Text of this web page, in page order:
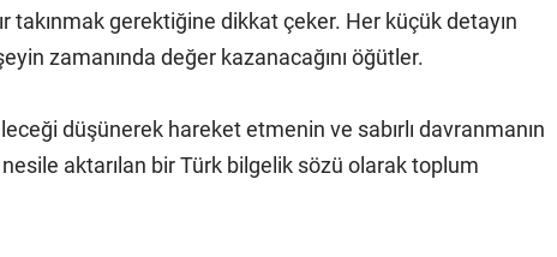
gerektiğine dikkat çeker. Her küçük detayın
zamanında değer kazanacağını öğütler.
düşünerek hareket etmenin ve sabırlı davranmanın
aktarılan bir Türk bilgelik sözü olarak toplum